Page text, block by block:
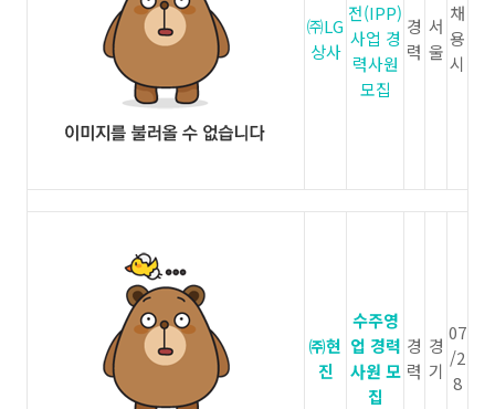
㈜LG
상사
전(IPP)
사업 경
력사원
모집
경
력
서
울
채
용
시
㈜현
진
수주영
업 경력
사원 모
집
경
력
경
기
07
/2
8